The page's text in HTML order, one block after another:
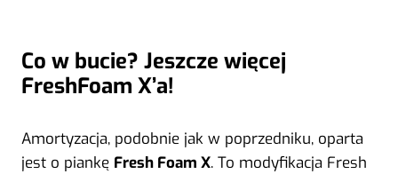
Co w bucie? Jeszcze więcej
FreshFoam X’a!
Amortyzacja, podobnie jak w poprzedniku, oparta
jest o piankę Fresh Foam X. To modyfikacja Fresh